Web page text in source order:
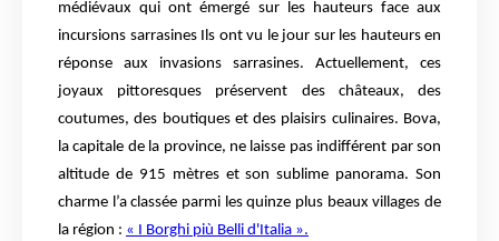
médiévaux qui ont émergé sur les hauteurs face aux
incursions sarrasines Ils ont vu le jour sur les hauteurs en
réponse aux invasions sarrasines. Actuellement, ces
joyaux pittoresques préservent des châteaux, des
coutumes, des boutiques et des plaisirs culinaires. Bova,
la capitale de la province, ne laisse pas indifférent par son
altitude de 915 mètres et son sublime panorama. Son
charme l’a classée parmi les quinze plus beaux villages de
la région : « I Borghi più Belli d'Italia ».